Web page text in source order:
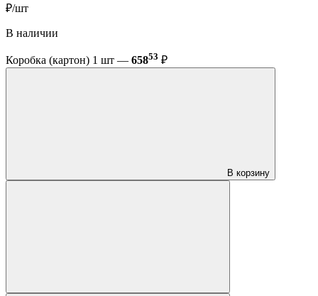
₽/шт
В наличии
Коробка (картон) 1 шт — 65853 ₽
В корзину